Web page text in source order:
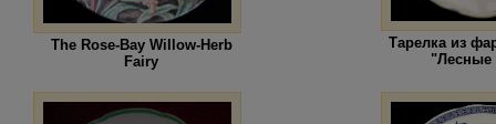
The Rose-Bay Willow-Herb
Fairy
Тарелка из
"Лесные